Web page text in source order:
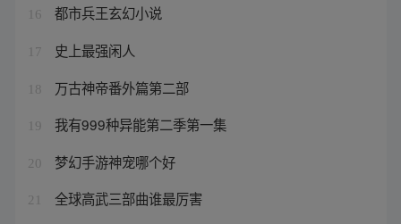
16 都市兵王玄幻小说
17 史上最强闲人
18 万古神帝番外篇第二部
19 我有999种异能第二季第一集
20 梦幻手游神宠哪个好
21 全球高武三部曲谁最厉害